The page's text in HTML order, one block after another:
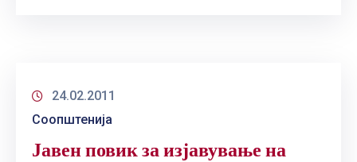
24.02.2011
Соопштенија
Јавен повик за изјавување на